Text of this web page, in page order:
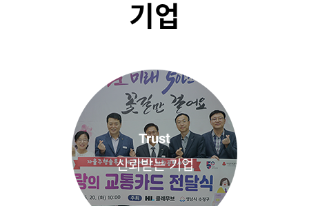
기업
Trust
신뢰받는 기업